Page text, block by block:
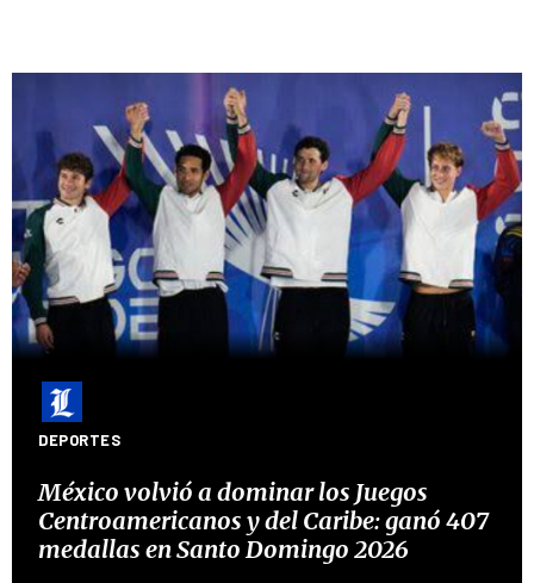
DEPORTES
México volvió a dominar los Juegos
Centroamericanos y del Caribe: ganó 407
medallas en Santo Domingo 2026